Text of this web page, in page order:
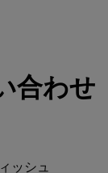
合わせ
ッシュ